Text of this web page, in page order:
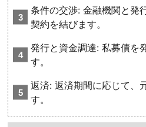
条件の交渉: 金融機関と発
契約を結びます。
発行と資金調達: 私募債を
す。
返済: 返済期間に応じて、
す。